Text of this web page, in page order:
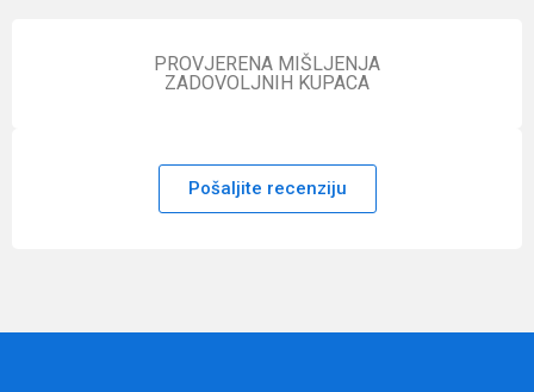
PROVJERENA MIŠLJENJA
ZADOVOLJNIH KUPACA
Pošaljite recenziju